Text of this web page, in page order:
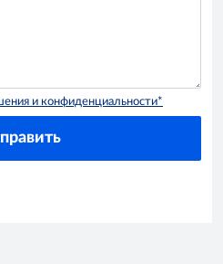
и конфиденциальности*